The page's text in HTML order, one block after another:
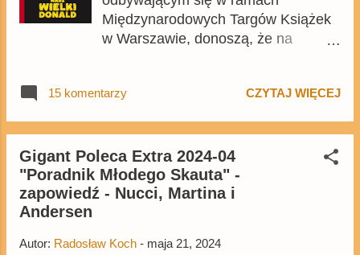
Międzynarodowych Targów Książek
w Warszawie, donoszą, że na
Donald , a wydanie posiada
stoisku można też kupić kolejne
tomy Giganta i Giganta Extra , które
do sprzedaży trafią w przyszłym
tygodniu.
15 komentarzy CZYTAJ WIĘCEJ
Gigant Poleca Extra 2024-04
"Poradnik Młodego Skauta" -
zapowiedź - Nucci, Martina i
Andersen
Autor: Radosław Koch - maja 21, 2024